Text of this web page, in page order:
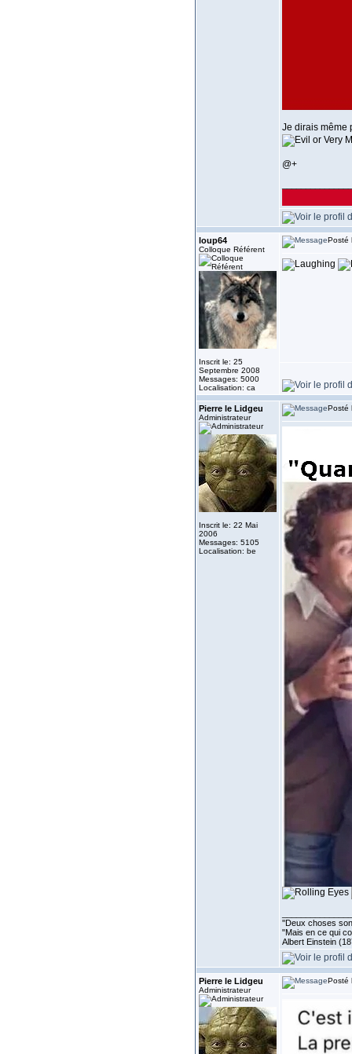
Je dirais même
@+
loup64
Colloque Référent
Inscrit le: 25
Septembre 2008
Messages: 5000
Localisation: ca
Posté
Pierre le Lidgeu
Administrateur
Inscrit le: 22 Mai
2006
Messages: 5105
Localisation: be
Posté
''Deux choses
"Mais en ce qui
Albert Einstein
Pierre le Lidgeu
Administrateur
Posté